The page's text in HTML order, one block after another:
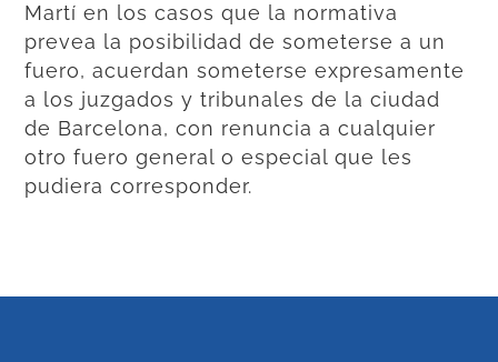
Martí en los casos que la normativa
prevea la posibilidad de someterse a un
fuero, acuerdan someterse expresamente
a los juzgados y tribunales de la ciudad
de Barcelona, con renuncia a cualquier
otro fuero general o especial que les
pudiera corresponder.